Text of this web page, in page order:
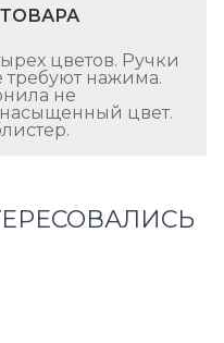
цветов. Ручки
требуют нажима.
не
цвет.